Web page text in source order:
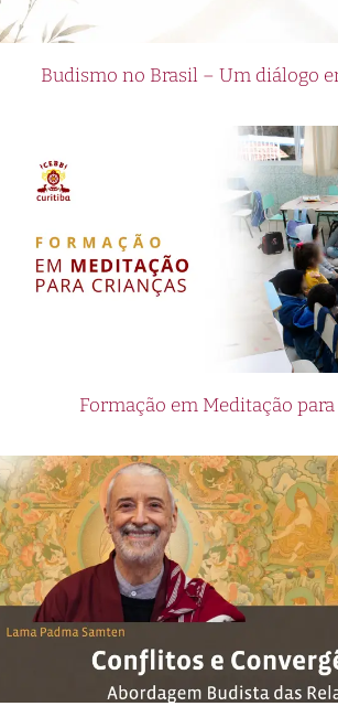
Budismo no Brasil – Um diálogo
Formação em Meditação